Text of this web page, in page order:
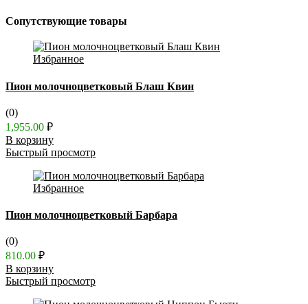
Сопутствующие товары
Избранное
Пион молочноцветковый Блаш Квин
(0)
1,955.00 ₽
В корзину
Быстрый просмотр
Избранное
Пион молочноцветковый Барбара
(0)
810.00 ₽
В корзину
Быстрый просмотр